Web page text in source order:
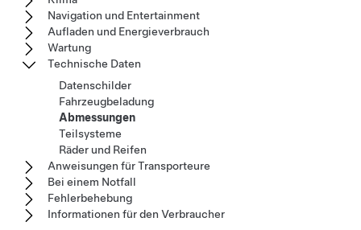
Navigation und Entertainment
Aufladen und Energieverbrauch
Wartung
Technische Daten
Datenschilder
Fahrzeugbeladung
Abmessungen
Teilsysteme
Räder und Reifen
Anweisungen für Transporteure
Bei einem Notfall
Fehlerbehebung
Informationen für den Verbraucher